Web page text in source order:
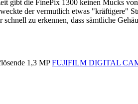
gibt die FinePix 1300 keinen Mucks
der vermutlich etwas "kräftigere"
zu erkennen, dass sämtliche
1,3 MPFUJIFILM DIGITAL